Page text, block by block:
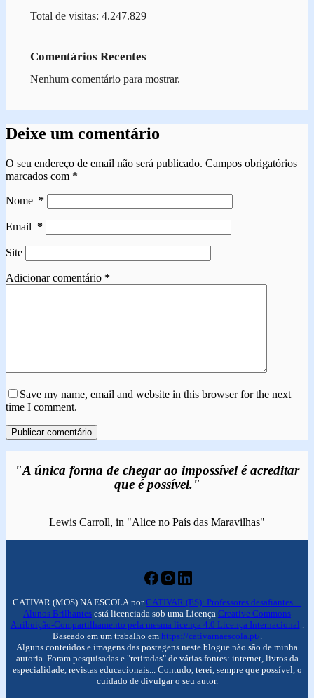
Total de visitas: 4.247.829
Comentários Recentes
Nenhum comentário para mostrar.
Deixe um comentário
O seu endereço de email não será publicado. Campos obrigatórios
marcados com *
Nome *
Email *
Site
Adicionar comentário *
Save my name, email and website in this browser for the next
time I comment.
Publicar comentário
"A única forma de chegar ao impossível é acreditar
que é possível."
Lewis Carroll, in "Alice no País das Maravilhas"
CATIVAR (MOS) NA ESCOLA porCATIVAR (ES): Professores desafiantes ...
Alunos Brilhantes está licenciada sob uma Licença Creative Commons
Atribuição-Compartilhamento pela mesma licença 4.0 Licença Internacional .
Baseado em um trabalho em https://cativarnaescola.pt/.
Alguns conteúdos e imagens das postagens neste blogue não são de minha
autoria. Foram pesquisadas e "retiradas" de várias fontes: internet, livros da
especialidade, revistas educacionais... Contudo, terei, sempre que possível, o
cuidado de divulgar o seu autor.